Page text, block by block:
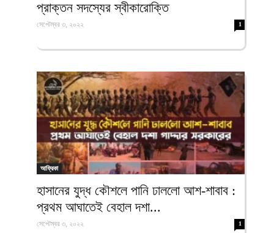
প্রাক্তন সদস্যের স্বীকারোক্তি
সেপ্টেম্বর ৩, ২০২২ 1
আফ্রিকা
হাসানের যুদ্ধ কৌশলে পানি ঢাললো আশ-শাবাব :
প্রথম আঘাতেই বেহাল দশা...
সেপ্টেম্বর ৩, ২০২২ 1